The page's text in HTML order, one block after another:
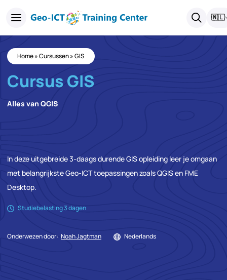
🇳🇱
Home»Cursussen»GIS
Cursus GIS
Alles van QGIS
In deze uitgebreide 3-daags durende GIS opleiding leer je omgaan
met belangrijkste Geo-ICT toepassingen zoals QGIS en FME
Desktop.
Studiebelasting 3 dagen
Onderwezen door: Noah Jagtman Nederlands